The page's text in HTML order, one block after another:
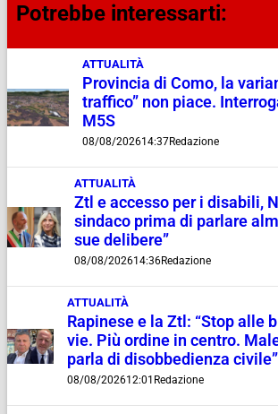
Potrebbe interessarti:
ATTUALITÀ
Provincia di Como, la
traffico” non piace.
M5S
08/08/202614:37Redazione
ATTUALITÀ
Ztl e accesso per i disabili,
sindaco prima di parlare
sue delibere”
08/08/202614:36Redazione
ATTUALITÀ
Rapinese e la Ztl: “Stop alle
vie. Più ordine in centro.
parla di disobbedienza civile”
08/08/202612:01 Redazione